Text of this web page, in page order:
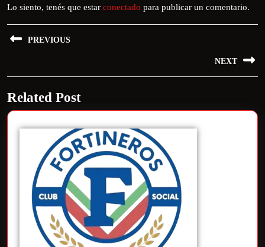
Lo siento, tenés que estar conectado para publicar un comentario.
PREVIOUS
NEXT
Related Post